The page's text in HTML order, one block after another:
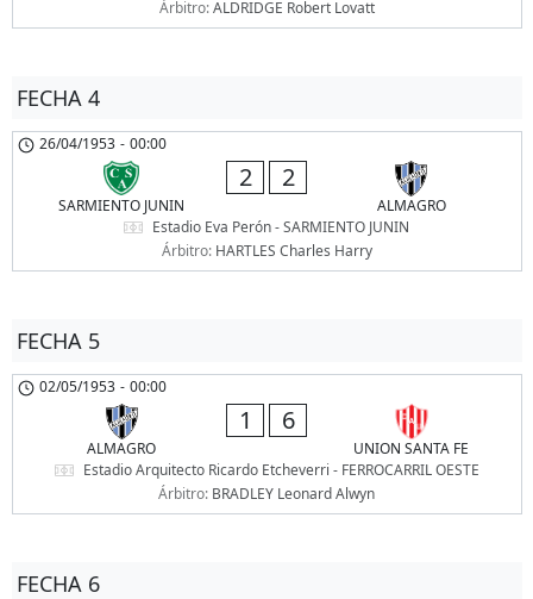
Árbitro:ALDRIDGE Robert Lovatt
FECHA 4
26/04/1953 - 00:00
SARMIENTO JUNIN
2 2
ALMAGRO
Estadio Eva Perón - SARMIENTO JUNIN
Árbitro: HARTLES Charles Harry
FECHA 5
02/05/1953 - 00:00
ALMAGRO
1 6
UNION SANTA FE
Estadio Arquitecto Ricardo Etcheverri - FERROCARRIL OESTE
Árbitro: BRADLEY Leonard Alwyn
FECHA 6